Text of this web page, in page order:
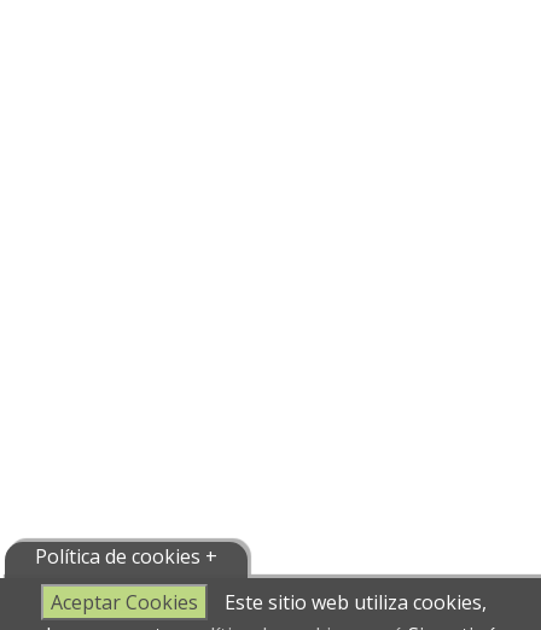
Aceptar Cookies
Este sitio web utiliza cookies,
Política de cookies +